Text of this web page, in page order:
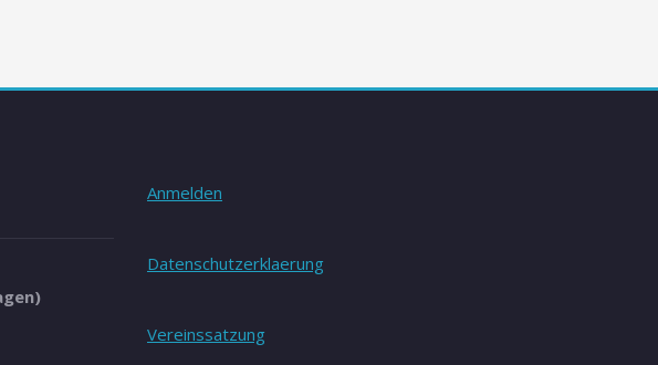
Anmelden
Datenschutzerklaerung
Vereinssatzung